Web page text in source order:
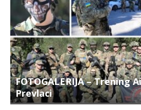
FOTOGALERIJA – Trening
Prevlaci